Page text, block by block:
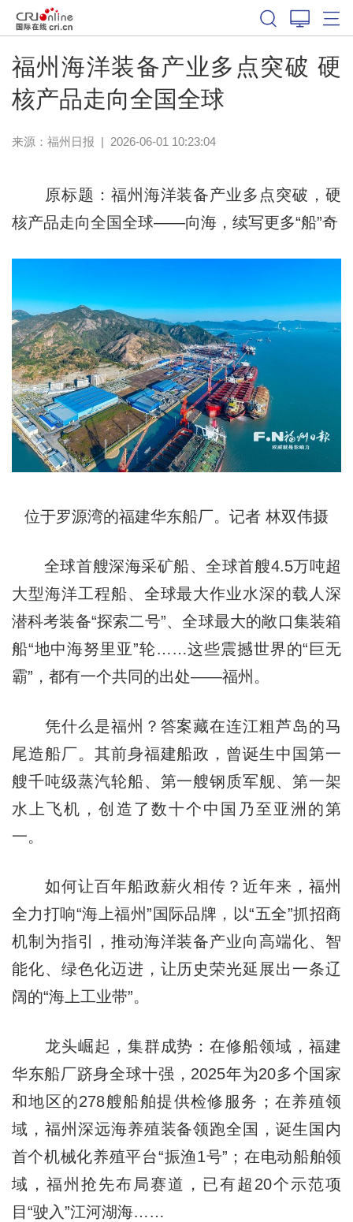
福州海洋装备产业多点突破 硬
核产品走向全国全球
来源： 福州日报 | 2026-06-01 10:23:04
原标题：福州海洋装备产业多点突破，硬
核产品走向全国全球——向海，续写更多“船”奇
位于罗源湾的福建华东船厂。记者 林双伟摄
全球首艘深海采矿船、全球首艘4.5万吨超
大型海洋工程船、全球最大作业水深的载人深
潜科考装备“探索二号”、全球最大的敞口集装箱
船“地中海努里亚”轮……这些震撼世界的“巨无
霸”，都有一个共同的出处——福州。
凭什么是福州？答案藏在连江粗芦岛的马
尾造船厂。其前身福建船政，曾诞生中国第一
艘千吨级蒸汽轮船、第一艘钢质军舰、第一架
水上飞机，创造了数十个中国乃至亚洲的第
一。
如何让百年船政薪火相传？近年来，福州
全力打响“海上福州”国际品牌，以“五全”抓招商
机制为指引，推动海洋装备产业向高端化、智
能化、绿色化迈进，让历史荣光延展出一条辽
阔的“海上工业带”。
龙头崛起，集群成势：在修船领域，福建
华东船厂跻身全球十强，2025年为20多个国家
和地区的278艘船舶提供检修服务；在养殖领
域，福州深远海养殖装备领跑全国，诞生国内
首个机械化养殖平台“振渔1号”；在电动船舶领
域，福州抢先布局赛道，已有超20个示范项
目“驶入”江河湖海……